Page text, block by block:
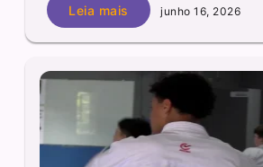
Leia mais junho 16, 2026